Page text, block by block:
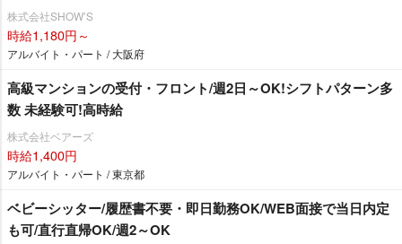
株式会社SHOW’S
時給1,180円～
アルバイト・パート / 大阪府
高級マンションの受付・フロント/週2日～OK!シフトパターン多
数 未経験可!高時給
株式会社ベアーズ
時給1,400円
アルバイト・パート / 東京都
ベビーシッター/履歴書不要・即日勤務OK/WEB面接で当日内定
も可/直行直帰OK/週2～OK